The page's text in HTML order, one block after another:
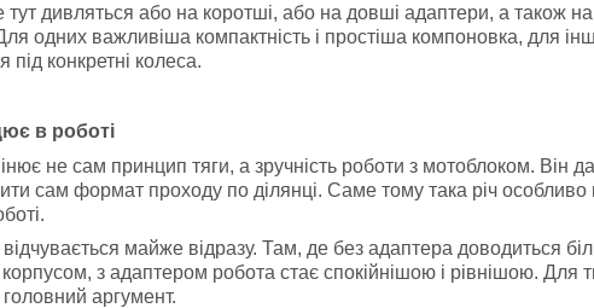
тут дивляться або на коротші, або на довші адаптери, а також
одних важливіша компактність і простіша компоновка, для
під конкретні колеса.
в роботі
не сам принцип тяги, а зручність роботи з мотоблоком. Він
сам формат проходу по ділянці. Саме тому така річ
майже відразу. Там, де без адаптера доводиться
з адаптером робота стає спокійнішою і рівнішою. Для
головний аргумент.